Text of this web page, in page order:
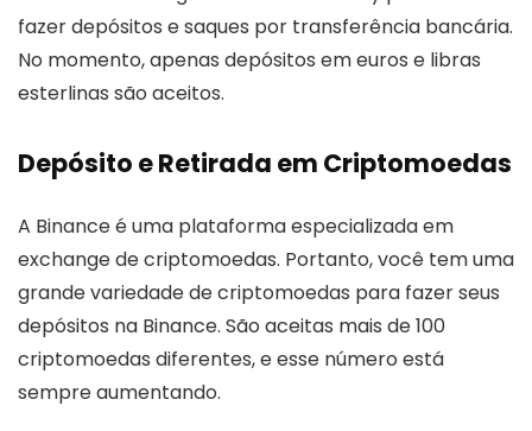
fazer depósitos e saques por transferência bancária.
No momento, apenas depósitos em euros e libras
esterlinas são aceitos.
Depósito e Retirada em Criptomoedas
A Binance é uma plataforma especializada em
exchange de criptomoedas. Portanto, você tem uma
grande variedade de criptomoedas para fazer seus
depósitos na Binance. São aceitas mais de 100
criptomoedas diferentes, e esse número está
sempre aumentando.